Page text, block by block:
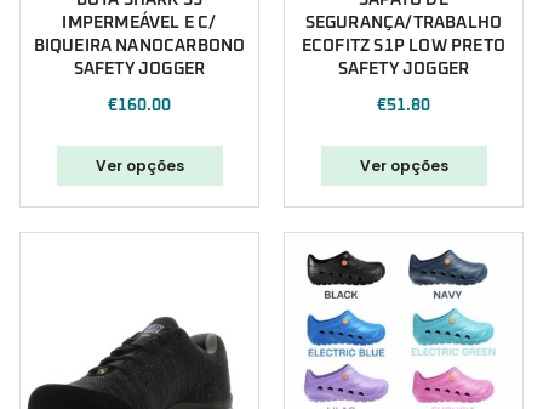
IMPERMEÁVEL E C/
BIQUEIRA NANOCARBONO
SAFETY JOGGER
€160.00
Ver opções
SEGURANÇA/TRABALHO
ECOFITZ S1P LOW PRETO
SAFETY JOGGER
€51.80
Ver opções